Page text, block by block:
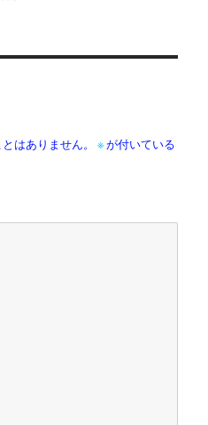
はありません。 ※が付いている